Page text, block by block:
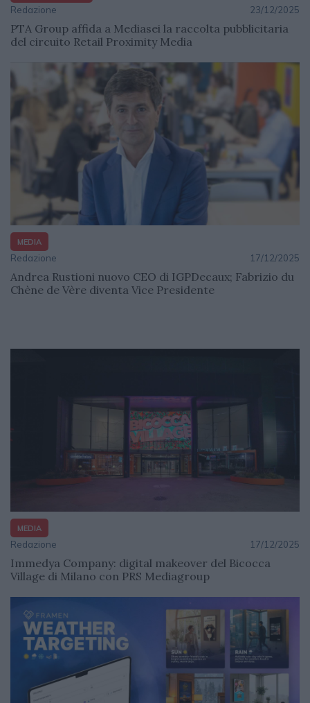
Redazione 23/12/2025
PTA Group affida a Mediasei la raccolta pubblicitaria
del circuito Retail Proximity Media
MEDIA
Redazione 17/12/2025
Andrea Rustioni nuovo CEO di IGPDecaux; Fabrizio du
Chène de Vère diventa Vice Presidente
MEDIA
Redazione 17/12/2025
Immedya Company: digital makeover del Bicocca
Village di Milano con PRS Mediagroup